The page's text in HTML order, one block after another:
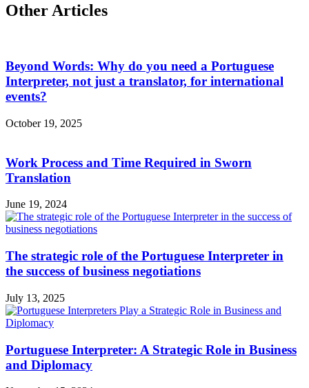
Other Articles
Beyond Words: Why do you need a Portuguese
Interpreter, not just a translator, for international
events?
October 19, 2025
Work Process and Time Required in Sworn
Translation
June 19, 2024
The strategic role of the Portuguese Interpreter in
the success of business negotiations
July 13, 2025
Portuguese Interpreter: A Strategic Role in Business
and Diplomacy